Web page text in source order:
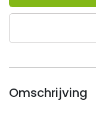
Equiv.
Omschrijving